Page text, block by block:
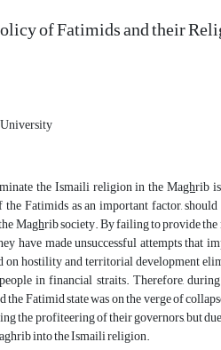
of Fatimids and their
the Ismaili religion in the Maghrib
the Fatimids as an important factor,
Maghrib society. By failing to provide
have made unsuccessful attempts that
on hostility and territorial development
in financial straits. Therefore,
the Fatimid state was on the verge of
the profiteering of their governors, but
into the Ismaili religion.